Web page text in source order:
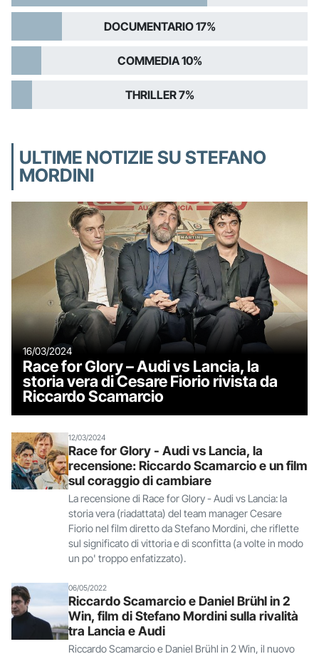
DOCUMENTARIO 17%
COMMEDIA 10%
THRILLER 7%
ULTIME NOTIZIE SU STEFANO
MORDINI
16/03/2024
Race for Glory – Audi vs Lancia, la
storia vera di Cesare Fiorio rivista da
Riccardo Scamarcio
12/03/2024
Race for Glory - Audi vs Lancia, la
recensione: Riccardo Scamarcio e un film
sul coraggio di cambiare
La recensione di Race for Glory - Audi vs Lancia: la
storia vera (riadattata) del team manager Cesare
Fiorio nel film diretto da Stefano Mordini, che riflette
sul significato di vittoria e di sconfitta (a volte in modo
un po' troppo enfatizzato).
06/05/2022
Riccardo Scamarcio e Daniel Brühl in 2
Win, film di Stefano Mordini sulla rivalità
tra Lancia e Audi
Riccardo Scamarcio e Daniel Brühl in 2 Win, il nuovo